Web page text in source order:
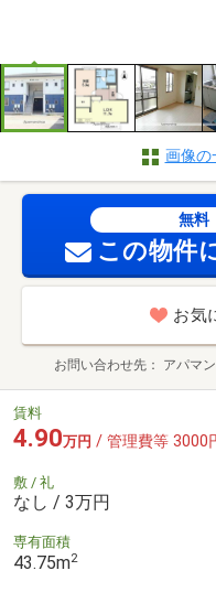
画像の
無料
この物件
お気
お問い合わせ先 アパマ
賃料
4.90万円 / 管理費等 3000
敷 / 礼
なし / 3万円
専有面積
43.75m2